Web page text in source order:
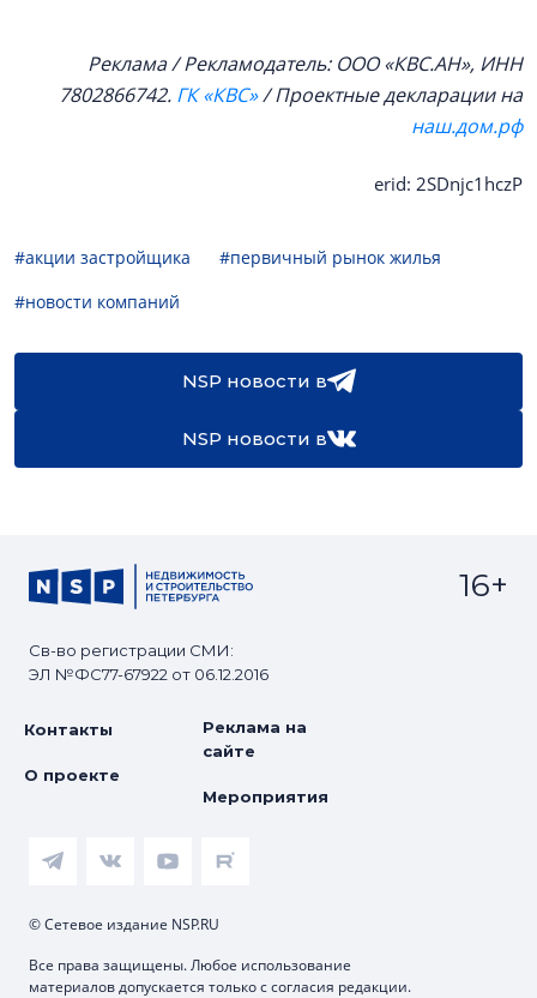
Реклама / Рекламодатель: ООО «КВС.АН», ИНН
7802866742. ГК «КВС»/ Проектные декларации на
наш.дом.рф
erid: 2SDnjc1hczP
#акции застройщика
#первичный рынок жилья
#новости компаний
NSP новости в
NSP новости в
Св-во регистрации СМИ:
ЭЛ №ФС77-67922 от 06.12.2016
16+
Контакты
О проекте
Реклама на
сайте
Мероприятия
© Сетевое издание NSP.RU
Все права защищены. Любое использование
материалов допускается только с согласия редакции.